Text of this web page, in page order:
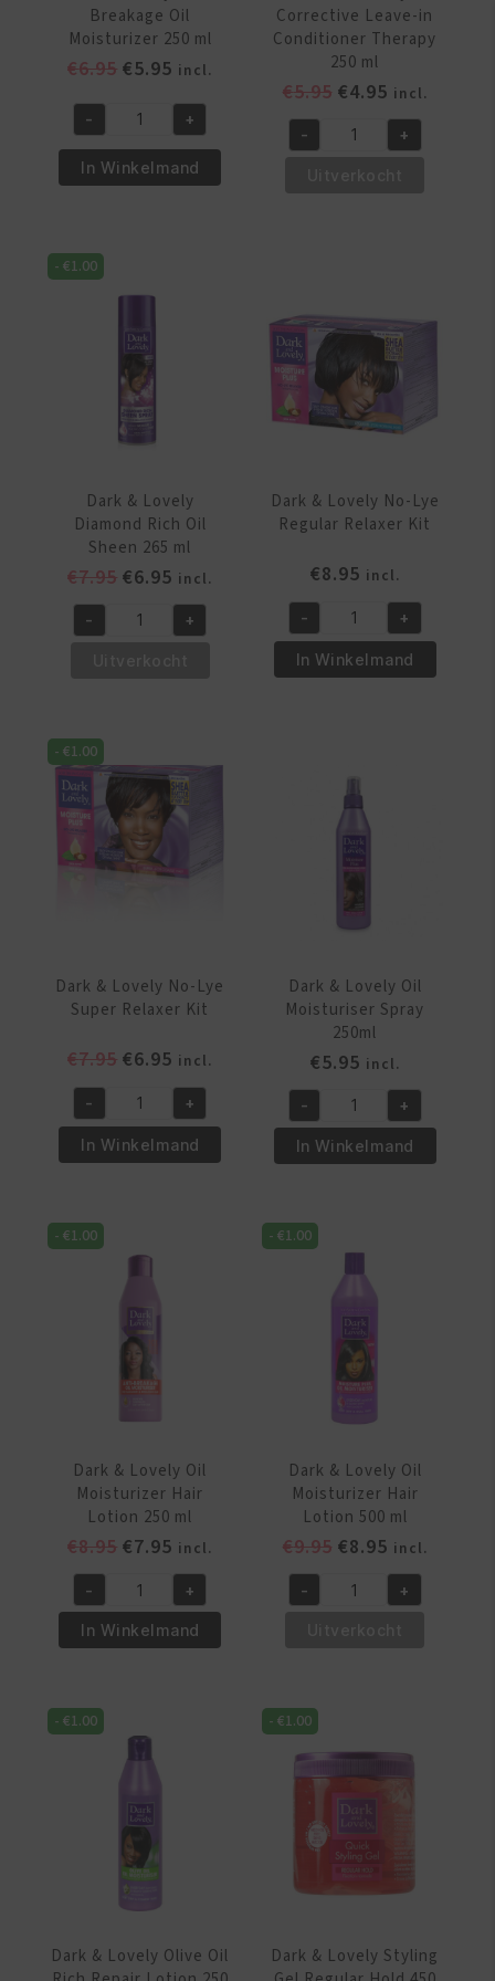
Breakage Oil
Moisturizer 250 ml
€6.95 Oorspronkelijke
was:
€6.95.
€5.95 Huidige
is:
€5.95.
incl.
Dark
&
Lovely
Oil
Moisturizer
- +
In Winkelmand
Corrective Leave-in
Conditioner Therapy
250 ml
€5.95 Oorspronkelijke
was:
€4.95Huidige
prijs
is:
incl.
Dark
Therapy
250
ml
aantal
- +
-€1.00
Dark & Lovely
Diamond Rich Oil
Sheen 265 ml
€7.95 Oorspronkelijke
was:
€6.95 Huidige
prijs
is:
incl.
Dark
Rich
Oil
Sheen
265
aantal
- +
Dark & Lovely No-Lye
Regular Relaxer Kit
€8.95 incl.
Dark
&
Lovely
- +
In Winkelmand
-€1.00
Dark & Lovely No-Lye
Super Relaxer Kit
€7.95 Oorspronkelijke
was:
€7.95.
€6.95 Huidige
prijs
is:
€6.95.
incl.
Dark
&
Lovely
Lye
Super
- +
In Winkelmand
Dark & Lovely Oil
Moisturiser Spray
250ml
€5.95 incl.
Dark
&
Lovely
Moisturiser
Spray
aantal
- +
In Winkelmand
-€1.00
Dark & Lovely Oil
Moisturizer Hair
Lotion 250 ml
€8.95 Oorspronkelijke
was:
€8.95.
€7.95 Huidige
prijs
is:
€7.95.
incl.
Dark
&
Lovely
Moisturizer
Hair
Lotion
- +
In Winkelmand
-€1.00
Dark & Lovely Oil
Moisturizer Hair
Lotion 500 ml
€9.95 Oorspronkelijke
was:
€8.95Huidige
prijs
is:
incl.
Dark
Moisturizer
Hair
Lotion
500
aantal
- +
-€1.00
Dark & Lovely Olive Oil
-€1.00
Dark & Lovely Styling